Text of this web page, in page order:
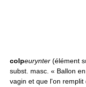
colpeurynter (élément
subst. masc. « Ballon
vagin et que l'on